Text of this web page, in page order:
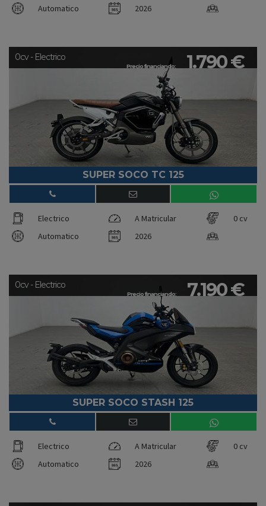
Automatico
2026
Precio financiando: 1.790 €
0cv - Electrico
SUPER SOCO TC 125
Electrico A Matricular
0 cv
Automatico
2026
Precio financiando: 7.190 €
0cv - Electrico
SUPER SOCO STASH 125
Electrico A Matricular
0 cv
Automatico
2026